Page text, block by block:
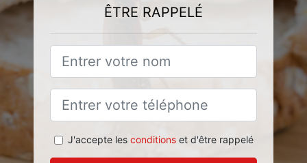
ÊTRE RAPPELÉ
J'accepte les conditionset d'être rappelé